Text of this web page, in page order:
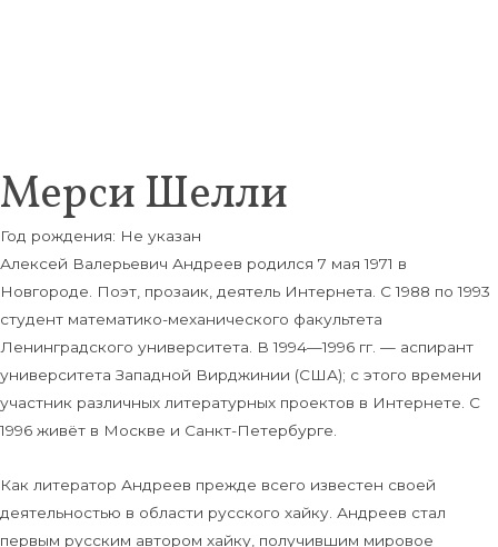
Мерси Шелли
Год рождения: Не указан
Алексей Валерьевич Андреев родился 7 мая 1971 в
Новгороде. Поэт, прозаик, деятель Интернета. C 1988 по 1993
студент математико-механического факультета
Ленинградского университета. В 1994—1996 гг. — аспирант
университета Западной Вирджинии (США); с этого времени
участник различных литературных проектов в Интернете. С
1996 живёт в Москве и Санкт-Петербурге.
Как литератор Андреев прежде всего известен своей
деятельностью в области русского хайку. Андреев стал
первым русским автором хайку, получившим мировое